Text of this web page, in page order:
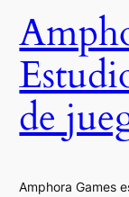
de
Amphora Games